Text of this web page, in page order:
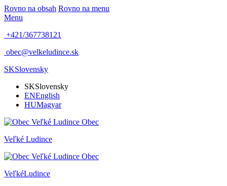
Rovno na obsah Rovno na menu
Menu
+421/367738121
obec@velkeludince.sk
SKSlovensky
SKSlovensky
ENEnglish
HUMagyar
Obec
Veľké Ludince
Obec
VeľkéLudince